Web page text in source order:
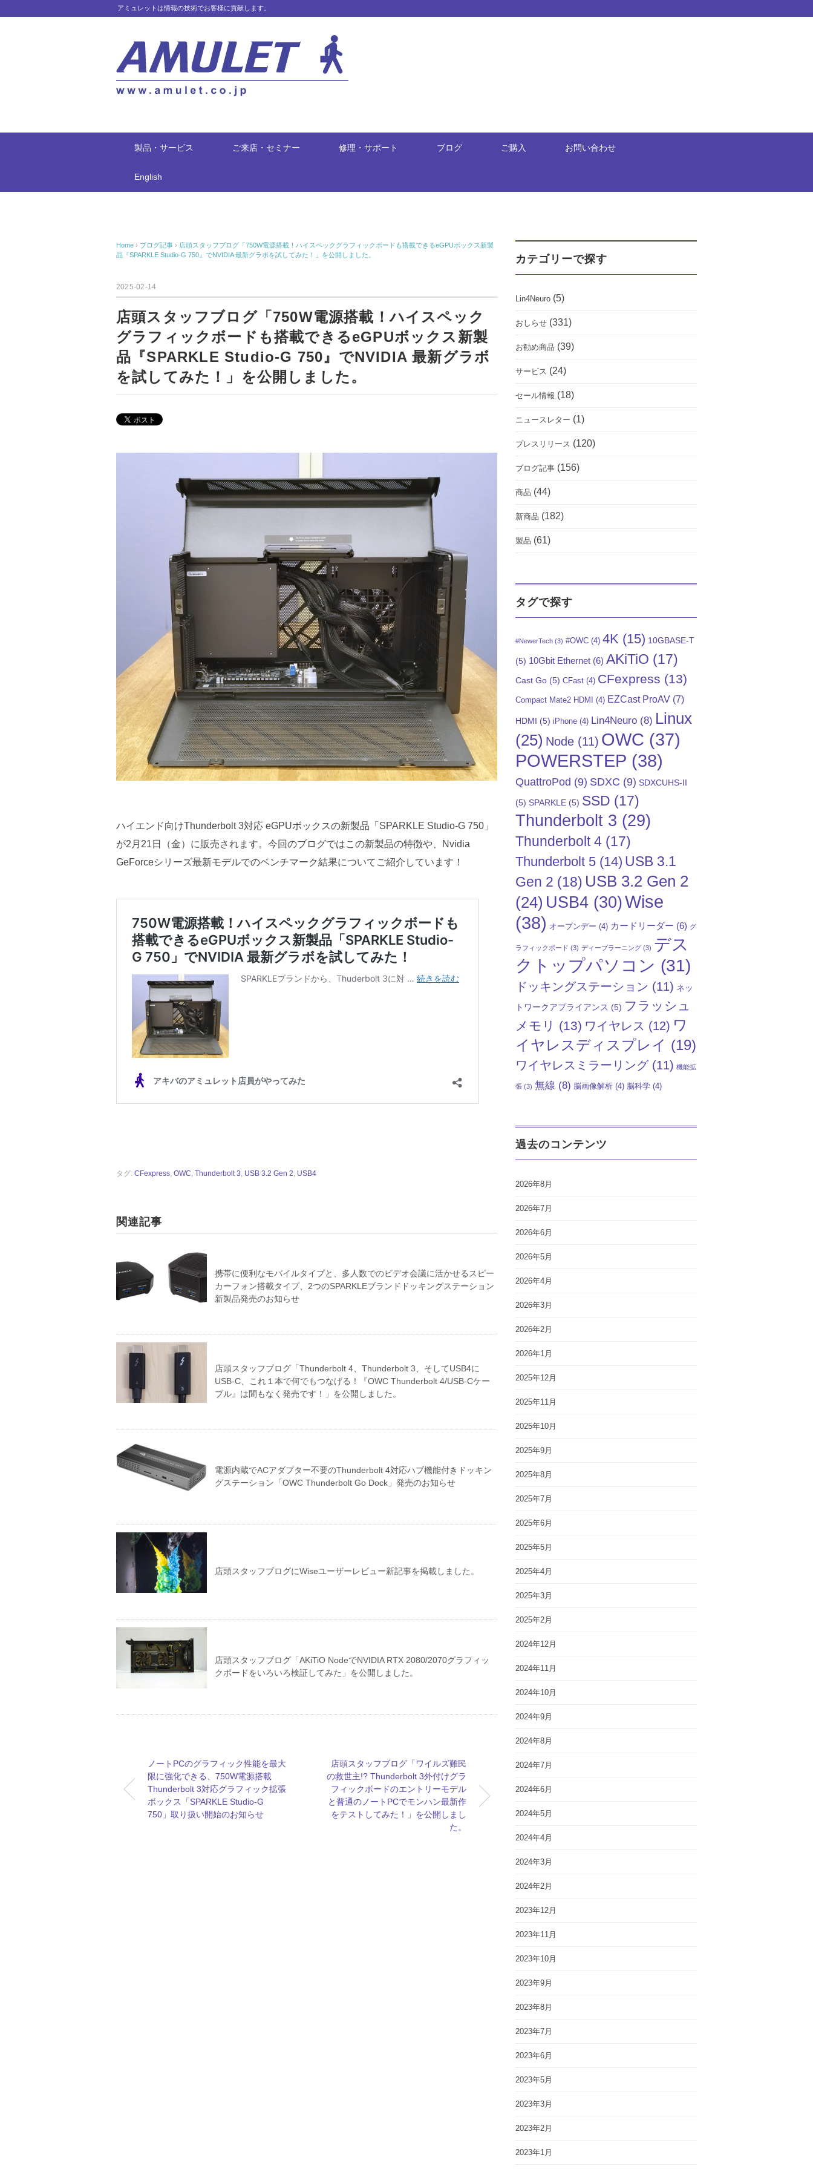
アミュレットは情報の技術でお客様に貢献します。
製品・サービス ご来店・セミナー 修理・サポート ブログ ご購入 お問い合わせ
English
Home › ブログ記事 › 店頭スタッフブログ「750W電源搭載！ハイスペックグラフィックボードも搭載できるeGPUボックス新製
品『SPARKLE Studio-G 750』でNVIDIA 最新グラボを試してみた！」を公開しました。
2025-02-14
店頭スタッフブログ「750W電源搭載！ハイスペック
グラフィックボードも搭載できるeGPUボックス新製
品『SPARKLE Studio-G 750』でNVIDIA 最新グラボ
を試してみた！」を公開しました。
ハイエンド向けThunderbolt 3対応 eGPUボックスの新製品「SPARKLE Studio-G 750」
が2月21日（金）に販売されます。今回のブログではこの新製品の特徴や、Nvidia
GeForceシリーズ最新モデルでのベンチマーク結果についてご紹介しています！
タグ: CFexpress, OWC, Thunderbolt 3, USB 3.2 Gen 2, USB4
関連記事
携帯に便利なモバイルタイプと、多人数でのビデオ会議に活かせるスピー
カーフォン搭載タイプ、2つのSPARKLEブランドドッキングステーション
新製品発売のお知らせ
店頭スタッフブログ「Thunderbolt 4、Thunderbolt 3、そしてUSB4に
USB-C、これ１本で何でもつなげる！『OWC Thunderbolt 4/USB-Cケー
ブル』は間もなく発売です！」を公開しました。
電源内蔵でACアダプター不要のThunderbolt 4対応ハブ機能付きドッキン
グステーション「OWC Thunderbolt Go Dock」発売のお知らせ
店頭スタッフブログにWiseユーザーレビュー新記事を掲載しました。
店頭スタッフブログ「AKiTiO NodeでNVIDIA RTX 2080/2070グラフィッ
クボードをいろいろ検証してみた」を公開しました。
ノートPCのグラフィック性能を最大
限に強化できる、750W電源搭載
Thunderbolt 3対応グラフィック拡張
ボックス「SPARKLE Studio-G
750」取り扱い開始のお知らせ
店頭スタッフブログ「ワイルズ難民
の救世主!? Thunderbolt 3外付けグラ
フィックボードのエントリーモデル
と普通のノートPCでモンハン最新作
をテストしてみた！」を公開しまし
た。
カテゴリーで探す
Lin4Neuro (5)
おしらせ (331)
お勧め商品 (39)
サービス (24)
セール情報 (18)
ニュースレター (1)
プレスリリース (120)
ブログ記事 (156)
商品 (44)
新商品 (182)
製品 (61)
タグで探す
#NewerTech (3) #OWC (4) 4K (15) 10GBASE-T
(5) 10Gbit Ethernet (6) AKiTiO (17)
Cast Go (5) CFast (4) CFexpress (13)
Compact Mate2 HDMI (4) EZCast ProAV (7)
HDMI (5) iPhone (4) Lin4Neuro (8) Linux
(25) Node (11) OWC (37)
POWERSTEP (38)
QuattroPod (9) SDXC (9) SDXCUHS-II
(5) SPARKLE (5) SSD (17)
Thunderbolt 3 (29)
Thunderbolt 4 (17)
Thunderbolt 5 (14) USB 3.1
Gen 2 (18) USB 3.2 Gen 2
(24) USB4 (30)Wise
(38) オープンデー (4) カードリーダー (6) グ
ラフィックボード (3) ディープラーニング (3) デス
クトップパソコン (31)
ドッキングステーション (11) ネッ
トワークアプライアンス (5) フラッシュ
メモリ (13) ワイヤレス (12) ワ
イヤレスディスプレイ (19)
ワイヤレスミラーリング(11) 機能拡
張 (3) 無線 (8) 脳画像解析 (4) 脳科学 (4)
過去のコンテンツ
2026年8月
2026年7月
2026年6月
2026年5月
2026年4月
2026年3月
2026年2月
2026年1月
2025年12月
2025年11月
2025年10月
2025年9月
2025年8月
2025年7月
2025年6月
2025年5月
2025年4月
2025年3月
2025年2月
2024年12月
2024年11月
2024年10月
2024年9月
2024年8月
2024年7月
2024年6月
2024年5月
2024年4月
2024年3月
2024年2月
2023年12月
2023年11月
2023年10月
2023年9月
2023年8月
2023年7月
2023年6月
2023年5月
2023年3月
2023年2月
2023年1月